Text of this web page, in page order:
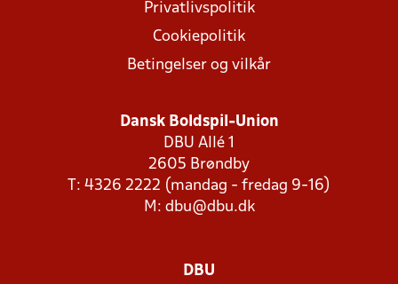
Privatlivspolitik
Cookiepolitik
Betingelser og vilkår
Dansk Boldspil-Union
DBU Allé 1
2605 Brøndby
T: 4326 2222 (mandag - fredag 9-16)
M: dbu@dbu.dk
DBU